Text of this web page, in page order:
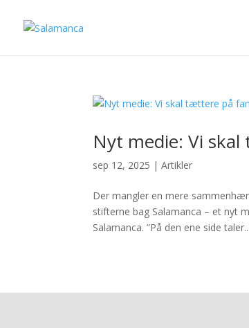
Nyt medie: Vi
sep 12, 2025 |Artikler
Der mangler en mere
stifterne bag Salamanca – et nyt
Salamanca. ”På den ene side taler...